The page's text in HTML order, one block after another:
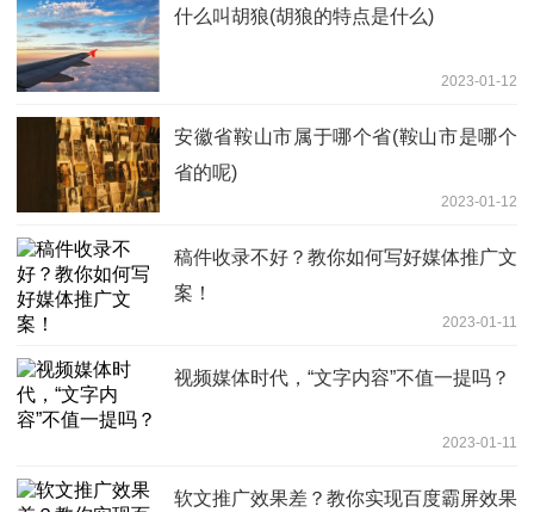
什么叫胡狼(胡狼的特点是什么)
2023-01-12
安徽省鞍山市属于哪个省(鞍山市是哪个
省的呢)
2023-01-12
稿件收录不好？教你如何写好媒体推广文
案！
2023-01-11
视频媒体时代，“文字内容”不值一提吗？
2023-01-11
软文推广效果差？教你实现百度霸屏效果